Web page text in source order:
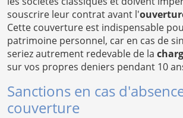
souscrire leur contrat avant l'
Cette couverture est indispensable
patrimoine personnel, car en cas de
seriez autrement redevable de la
sur vos propres deniers pendant 10
Sanctions en cas
couverture